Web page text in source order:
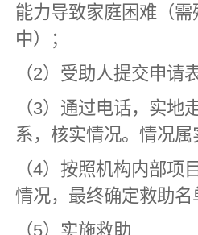
能力导致家庭困难（
中）；
（2）受助人提交申请
（3）通过电话，实
系，核实情况。情况
（4）按照机构内部
情况，最终确定救助名
（5）实施救助